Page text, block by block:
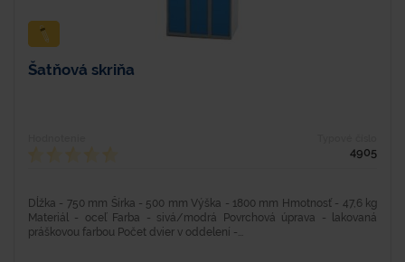
Šatňová skriňa
4905
Dĺžka - 750 mm Šírka - 500 mm Výška - 1800 mm Hmotnosť - 47,6 kg
Materiál - oceľ Farba - sivá/modrá Povrchová úprava - lakovaná
práškovou farbou Počet dvier v oddelení -...